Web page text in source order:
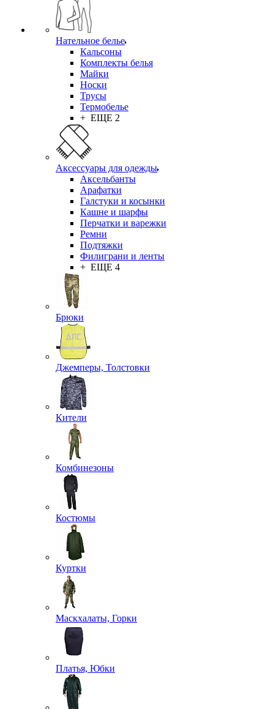
Нательное белье
Кальсоны
Комплекты белья
Майки
Носки
Трусы
Термобелье
+ ЕЩЕ 2
Аксессуары для одежды
Аксельбанты
Арафатки
Галстуки и косынки
Кашне и шарфы
Перчатки и варежки
Ремни
Подтяжки
Филиграни и ленты
+ ЕЩЕ 4
Брюки
Джемперы, Толстовки
Кители
Комбинезоны
Костюмы
Куртки
Маскхалаты, Горки
Платья, Юбки